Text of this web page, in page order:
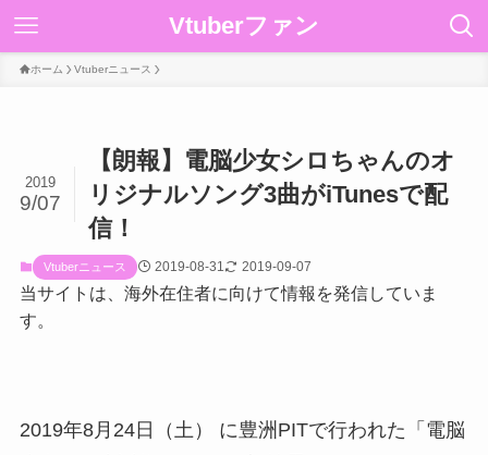
Vtuberファン
ホーム Vtuberニュース
【朗報】電脳少女シロちゃんのオ
リジナルソング3曲がiTunesで配
信！
2019
9/07
Vtuberニュース 2019-08-31 2019-09-07
当サイトは、海外在住者に向けて情報を発信していま
す。
2019年8月24日（土） に豊洲PITで行われた「電脳